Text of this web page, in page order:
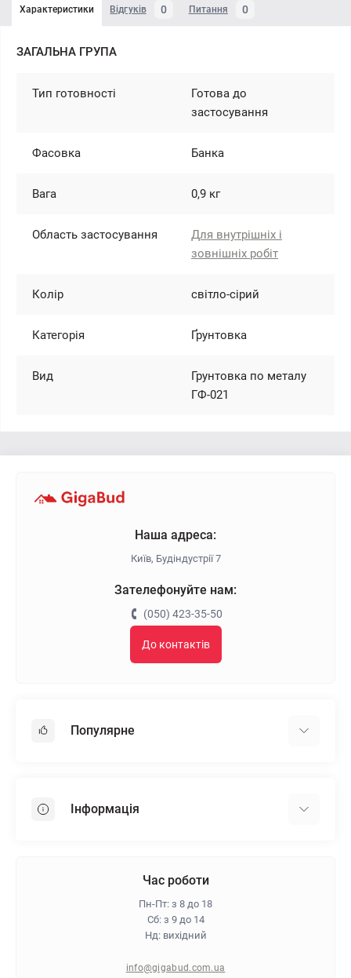
Характеристики Відгуків 0 Питання 0
ЗАГАЛЬНА ГРУПА
Тип готовності
Готова до
застосування
Фасовка Банка
Вага 0,9 кг
Область застосування
Для внутрішніх і
зовнішніх робіт
Колір світло-сірий
Категорія Ґрунтовка
Вид
Грунтовка по металу
ГФ-021
Наша адреса:
Київ, Будіндустрії 7
Зателефонуйте нам:
(050) 423-35-50
До контактів
Популярне
Пінопласт
Інформація
Гарантія та повернення
Політика конфіденційності
Час роботи
Пн-Пт: з 8 до 18
Сб: з 9 до 14
Нд: вихідний
info@gigabud.com.ua